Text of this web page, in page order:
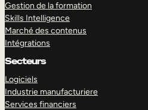
Gestion de la formation
Skills Intelligence
Marché des contenus
Intégrations
Secteurs
Logiciels
Industrie manufacturiere
Services financiers